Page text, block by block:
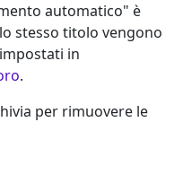
automatico" è
stesso titolo vengono
in
.
per rimuovere le